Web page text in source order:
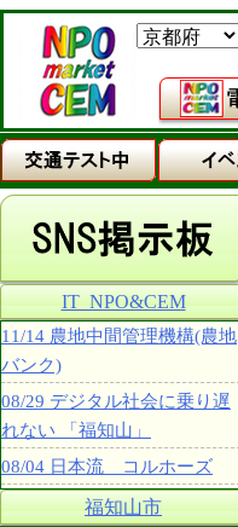
IT_NPO&CEM
11/14 農地中間管理機構(農地
バンク)
08/29 デジタル社会に乗り遅
れない 「福知山」
08/04 日本流 コルホーズ
福知山市